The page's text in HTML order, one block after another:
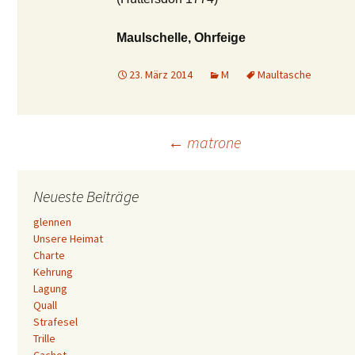
Maulschelle, Ohrfeige
23. März 2014 M Maultasche
Beitrags-
Navigation
← matrone
Neueste Beiträge
glennen
Unsere Heimat
Charte
Kehrung
Lagung
Quall
Strafesel
Trille